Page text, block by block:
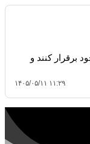
برقرار کنند و
۱۴۰۵/۰۵/۱۱ ۱۱:۲۹